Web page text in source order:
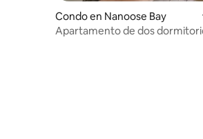
Condo en Nanoose Bay
Apartamento de dos